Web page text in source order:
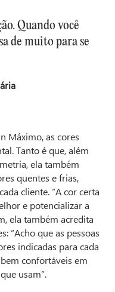
Quando você
de muito para se
Máximo, as cores
Tanto é que, além
ela também
quentes e frias,
cliente. “A cor certa
e potencializar a
ela também acredita
“Acho que as pessoas
indicadas para cada
confortáveis em
usam”.